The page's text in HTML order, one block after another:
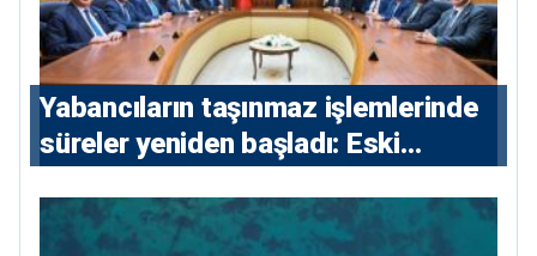
Yabancıların taşınmaz işlemlerinde
süreler yeniden başladı: Eski
konutlara 36 ay